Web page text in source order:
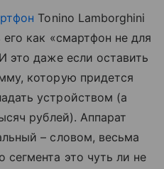
Tonino Lamborghini
как «смартфон не для
это даже если оставить
которую придется
устройством (а
рублей). Аппарат
– словом, весьма
это чуть ли не